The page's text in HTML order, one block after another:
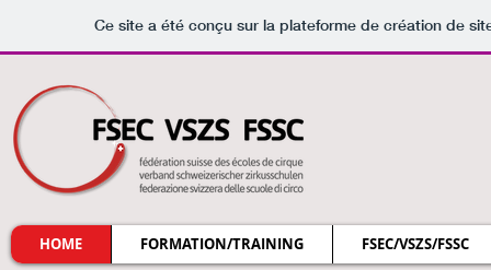
Ce site a été conçu sur la plateforme de création de
HOME FORMATION/TRAINING FSEC/VSZS/FSSC